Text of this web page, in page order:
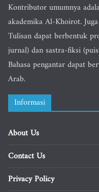
Kontributor umumnya
akademika Al-Khoirot.
Tulisan dapat berbentuk
jurnal) dan sastra-fiksi
Bahasa pengantar dapat
Arab.
Informasi
About Us
Contact Us
Privacy Policy